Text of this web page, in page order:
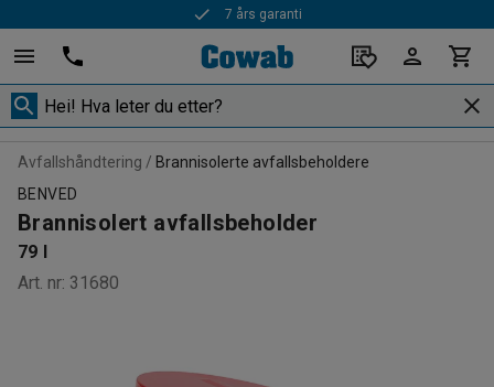
Rask levering
Avfallshåndtering
Brannisolerte avfallsbeholdere
BENVED
Brannisolert avfallsbeholder
79 l
Art. nr: 31680